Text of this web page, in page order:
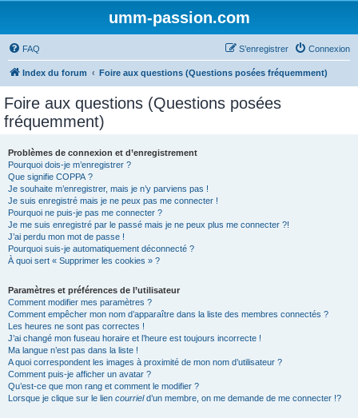
umm-passion.com
FAQ Connexion
S’enregistrer
Index du forum Foire aux questions (Questions posées fréquemment)
Foire aux questions (Questions posées
fréquemment)
Problèmes de connexion et d’enregistrement
Pourquoi dois-je m’enregistrer ?
Que signifie COPPA ?
Je souhaite m’enregistrer, mais je n’y parviens pas !
Je suis enregistré mais je ne peux pas me connecter !
Pourquoi ne puis-je pas me connecter ?
Je me suis enregistré par le passé mais je ne peux plus me connecter ?!
J’ai perdu mon mot de passe !
Pourquoi suis-je automatiquement déconnecté ?
À quoi sert « Supprimer les cookies » ?
Paramètres et préférences de l’utilisateur
Comment modifier mes paramètres ?
Comment empêcher mon nom d’apparaître dans la liste des membres connectés ?
Les heures ne sont pas correctes !
J’ai changé mon fuseau horaire et l’heure est toujours incorrecte !
Ma langue n’est pas dans la liste !
A quoi correspondent les images à proximité de mon nom d’utilisateur ?
Comment puis-je afficher un avatar ?
Qu’est-ce que mon rang et comment le modifier ?
Lorsque je clique sur le lien courrield’un membre, on me demande de me connecter !?